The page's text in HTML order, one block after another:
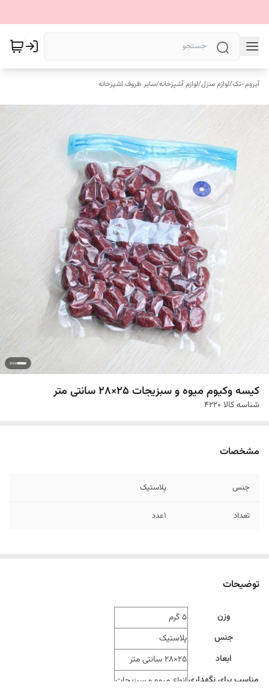
آیروم-تک/لوازم منزل/لوازم آشپزخانه/سایر ظروف اشپزخانه
کیسه وکیوم میوه و سبزیجات 25×28 سانتی متر
شناسه کالا 4220
مشخصات
جنس پلاستیک
تعداد 1عدد
توضیحات
وزن
5 گرم
جنس
پلاستیک
ابعاد
25×28 سانتی متر
مناسب برای نگهداریانواع میوه و سبزیجات